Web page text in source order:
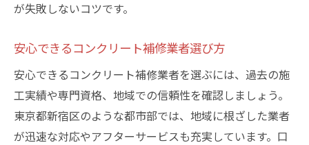
が失敗しないコツです。
安心できるコンクリート補修業者選び方
安心できるコンクリート補修業者を選ぶには、過去の施
工実績や専門資格、地域での信頼性を確認しましょう。
東京都新宿区のような都市部では、地域に根ざした業者
が迅速な対応やアフターサービスも充実しています。口